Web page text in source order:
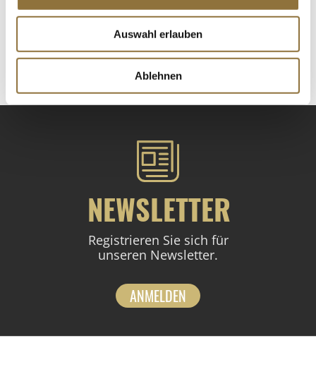
Auswahl erlauben
Ablehnen
€ 6,39
St.
NEWSLETTER
Registrieren Sie sich für
unseren Newsletter.
ANMELDEN